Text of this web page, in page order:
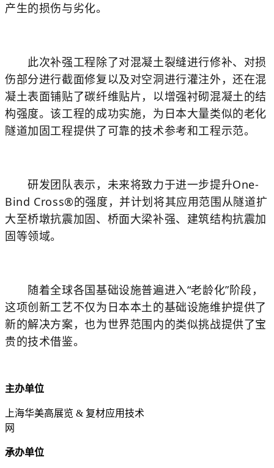
产生的损伤与劣化。
此次补强工程除了对混凝土裂缝进行修补、对损
伤部分进行截面修复以及对空洞进行灌注外，还在混
凝土表面铺贴了碳纤维贴片，以增强衬砌混凝土的结
构强度。该工程的成功实施，为日本大量类似的老化
隧道加固工程提供了可靠的技术参考和工程示范。
研发团队表示，未来将致力于进一步提升One-
Bind Cross®的强度，并计划将其应用范围从隧道扩
大至桥墩抗震加固、桥面大梁补强、建筑结构抗震加
固等领域。
随着全球各国基础设施普遍进入“老龄化”阶段，
这项创新工艺不仅为日本本土的基础设施维护提供了
新的解决方案，也为世界范围内的类似挑战提供了宝
贵的技术借鉴。
主办单位
上海华美高展览 & 复材应用技术
网
承办单位